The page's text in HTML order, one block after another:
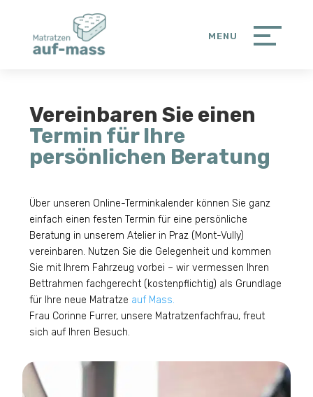
Vereinbaren Sie einen
Termin für Ihre
persönlichen Beratung
Über unseren Online-Terminkalender können Sie ganz
einfach einen festen Termin für eine persönliche
Beratung in unserem Atelier in Praz (Mont-Vully)
vereinbaren. Nutzen Sie die Gelegenheit und kommen
Sie mit Ihrem Fahrzeug vorbei – wir vermessen Ihren
Bettrahmen fachgerecht (kostenpflichtig) als Grundlage
für Ihre neue Matratze auf Mass.
Frau Corinne Furrer, unsere Matratzenfachfrau, freut
sich auf Ihren Besuch.